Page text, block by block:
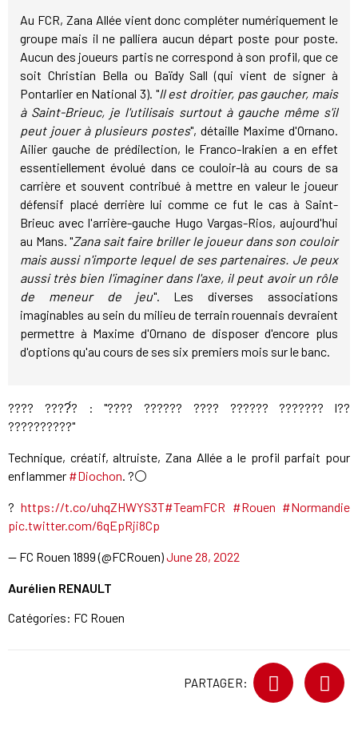
Au FCR, Zana Allée vient donc compléter numériquement le
groupe mais il ne palliera aucun départ poste pour poste.
Aucun des joueurs partis ne correspond à son profil, que ce
soit Christian Bella ou Baïdy Sall (qui vient de signer à
Pontarlier en National 3). "Il est droitier, pas gaucher, mais
à Saint-Brieuc, je l'utilisais surtout à gauche même s'il
peut jouer à plusieurs postes", détaille Maxime d'Ornano.
Ailier gauche de prédilection, le Franco-Irakien a en effet
essentiellement évolué dans ce couloir-là au cours de sa
carrière et souvent contribué à mettre en valeur le joueur
défensif placé derrière lui comme ce fut le cas à Saint-
Brieuc avec l'arrière-gauche Hugo Vargas-Rios, aujourd'hui
au Mans. "Zana sait faire briller le joueur dans son couloir
mais aussi n'importe lequel de ses partenaires. Je peux
aussi très bien l'imaginer dans l'axe, il peut avoir un rôle
de meneur de jeu". Les diverses associations
imaginables au sein du milieu de terrain rouennais devraient
permettre à Maxime d'Ornano de disposer d'encore plus
d'options qu'au cours de ses six premiers mois sur le banc.
???? ????́? : "???? ?????? ???? ?????? ??????? l??
??????????"
Technique, créatif, altruiste, Zana Allée a le profil parfait pour
enflammer #Diochon. ?⚪
?https://t.co/uhqZHWYS3T#TeamFCR #Rouen #Normandie
pic.twitter.com/6qEpRji8Cp
— FC Rouen 1899 (@FCRouen)June 28, 2022
Aurélien RENAULT
Catégories: FC Rouen
PARTAGER: